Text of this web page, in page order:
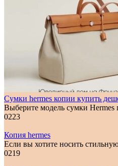
Сумки hermes копии купить
Выберите модель сумки
0223
Копия hermes
Если вы хотите носить
0219